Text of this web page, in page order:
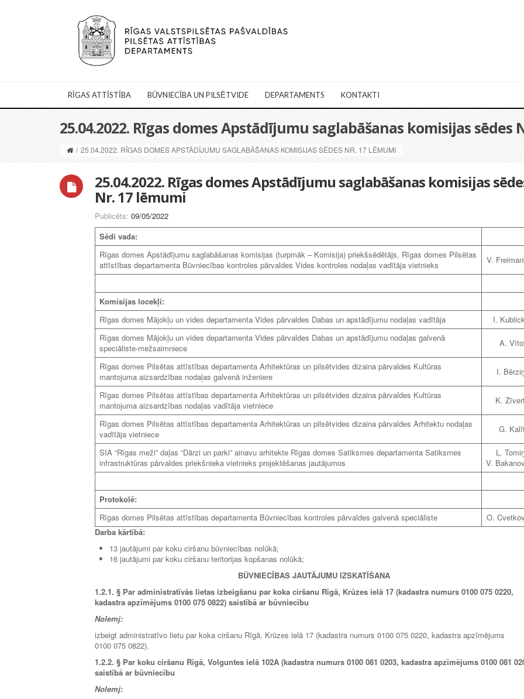
RĪGAS ATTĪSTĪBA BŪVNIECĪBA UN PILSĒTVIDE DEPARTAMENTS KONTAKTI
25.04.2022. Rīgas domes Apstādījumu saglabāšanas komisijas sēdes
/ 25.04.2022. RĪGAS DOMES APSTĀDĪJUMU SAGLABĀŠANAS KOMISIJAS SĒDES NR. 17 LĒMUMI
25.04.2022. Rīgas domes Apstādījumu saglabāšanas komisijas
Nr. 17 lēmumi
Publicēts: 09/05/2022
Sēdi vada:
Rīgas domes Apstādījumu saglabāšanas komisijas (turpmāk – Komisija) priekšsēdētājs, Rīgas domes Pilsētas
attīstības departamenta Būvniecības kontroles pārvaldes Vides kontroles nodaļas vadītāja vietnieks
V.
Komisijas locekļi:
Rīgas domes Mājokļu un vides departamenta Vides pārvaldes Dabas un apstādījumu nodaļas vadītāja
I.
Rīgas domes Mājokļu un vides departamenta Vides pārvaldes Dabas un apstādījumu nodaļas galvenā
speciāliste-mežsaimniece
A.
Rīgas domes Pilsētas attīstības departamenta Arhitektūras un pilsētvides dizaina pārvaldes Kultūras
mantojuma aizsardzības nodaļas galvenā inženiere
I.
Rīgas domes Pilsētas attīstības departamenta Arhitektūras un pilsētvides dizaina pārvaldes Kultūras
mantojuma aizsardzības nodaļas vadītāja vietniece
K.
Rīgas domes Pilsētas attīstības departamenta Arhitektūras un pilsētvides dizaina pārvaldes Arhitektu nodaļas
vadītāja vietniece
G.
SIA “Rīgas meži” daļas “Dārzi un parki” ainavu arhitekte Rīgas domes Satiksmes departamenta Satiksmes
infrastruktūras pārvaldes priekšnieka vietnieks projektēšanas jautājumos
L.
V.
Protokolē:
Rīgas domes Pilsētas attīstības departamenta Būvniecības kontroles pārvaldes galvenā speciāliste
O.
Darba kārtībā:
13 jautājumi par koku ciršanu būvniecības nolūkā;
16 jautājumi par koku ciršanu teritorijas kopšanas nolūkā;
BŪVNIECĪBAS JAUTĀJUMU IZSKATĪŠANA
1.2.1. § Par administratīvās lietas izbeigšanu par koka ciršanu Rīgā, Krūzes ielā 17 (kadastra numurs 0100 075 0220,
kadastra apzīmējums 0100 075 0822) saistībā ar būvniecību
Nolemj:
izbeigt administratīvo lietu par koka ciršanu Rīgā, Krūzes ielā 17 (kadastra numurs 0100 075 0220, kadastra apzīmējums
0100 075 0822).
1.2.2. § Par koku ciršanu Rīgā, Volguntes ielā 102A (kadastra numurs 0100 081 0203, kadastra apzīmējums 0100 081
saistībā ar būvniecību
Nolemj: